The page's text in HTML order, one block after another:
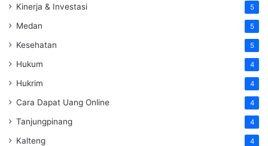
Kinerja & Investasi 5
Medan 5
Kesehatan 5
Hukum 4
Hukrim 4
Cara Dapat Uang Online 4
Tanjungpinang 4
Kalteng 4